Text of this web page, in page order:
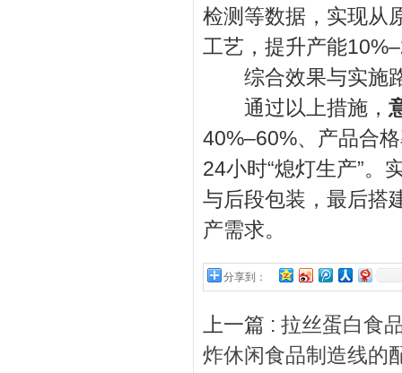
检测等数据，实现从
工艺，提升产能
综合效果与实施
通过以上措施，
40%–60%、产品合
24小时“熄灯生产”。
与后段包装，最后搭
产需求。
分享到：
上一篇 : 拉丝蛋白食
炸休闲食品制造线的